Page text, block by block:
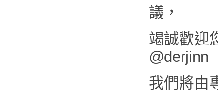
議，
竭誠歡迎
@derjinn
我們將由